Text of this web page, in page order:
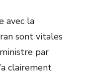
avec la
sont vitales
par
clairement